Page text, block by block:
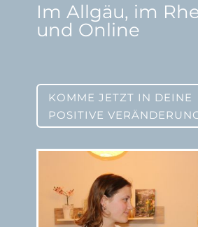
Im Allgäu, im
und Online
KOMME JETZT IN DEINE
POSITIVE